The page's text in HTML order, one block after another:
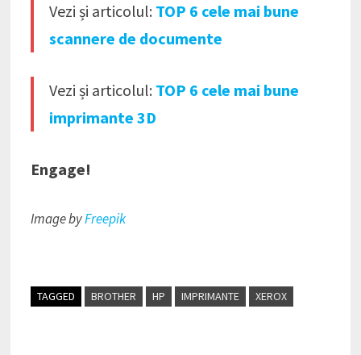
Vezi și articolul: TOP 6 cele mai bune
scannere de documente
Vezi și articolul: TOP 6 cele mai bune
imprimante 3D
Engage!
Image byFreepik
TAGGED BROTHER HP IMPRIMANTE XEROX